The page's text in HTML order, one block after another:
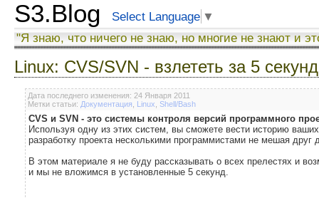
S3.Blog Select Language ▼
"Я знаю, что ничего не знаю, но многие не знают и
Linux: CVS/SVN - взлететь за 5 секунд
Дата последнего изменения: 24 Января 2011
Метки статьи: Документация Linux Shell/Bash
CVS и SVN - это системы контроля версий программного
Используя одну из этих систем, вы сможете вести историю
разработку проекта несколькими программистами не мешая друг
В этом материале я не буду рассказывать о всех прелестях и
и мы не вложимся в установленные 5 секунд.